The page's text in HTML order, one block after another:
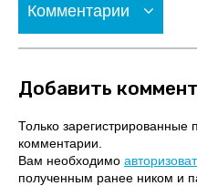
Комментарии
Добавить
Только зарегистрированные
комментарии.
Вам необходимо
полученным ранее ником и